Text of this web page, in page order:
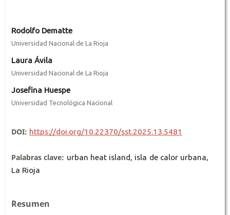
Rodolfo Dematte
Universidad Nacional de La Rioja
Laura Ávila
Universidad Nacional de La Rioja
Josefina Huespe
Universidad Tecnológica Nacional
DOI: https://doi.org/10.22370/sst.2025.13.5481
Palabras clave: urban heat island, isla de calor urbana,
La Rioja
Resumen